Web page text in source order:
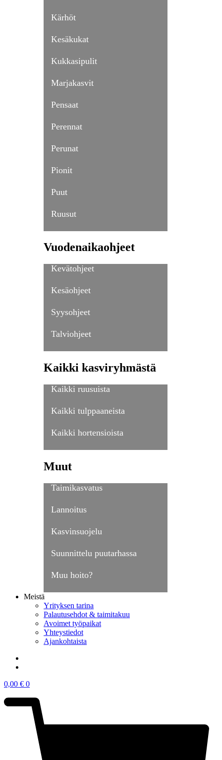
Kärhöt
Kesäkukat
Kukkasipulit
Marjakasvit
Pensaat
Perennat
Perunat
Pionit
Puut
Ruusut
Vuodenaikaohjeet
Kevätohjeet
Kesäohjeet
Syysohjeet
Talviohjeet
Kaikki kasviryhmästä
Kaikki ruusuista
Kaikki tulppaaneista
Kaikki hortensioista
Muut
Taimikasvatus
Lannoitus
Kasvinsuojelu
Suunnittelu puutarhassa
Muu hoito?
Meistä
Yrityksen tarina
Palautusehdot & taimitakuu
Avoimet työpaikat
Yhteystiedot
Ajankohtaista
0,00 € 0